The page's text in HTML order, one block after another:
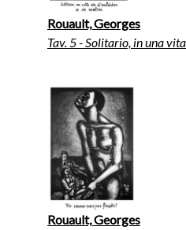
Rouault, Georges
Tav. 5 - Solitario, in una
Rouault, Georges